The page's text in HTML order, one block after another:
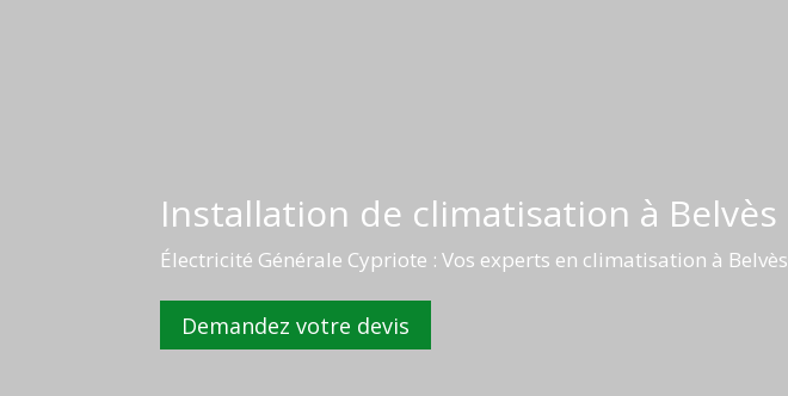
Installation de climatisation à Belvès
Électricité Générale Cypriote : Vos experts en climatisation à Belvès
Demandez votre devis